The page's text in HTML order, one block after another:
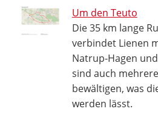
Um den Teuto
Die 35 km lange
verbindet Lienen
Natrup-Hagen
sind auch
bewältigen, was
werden lässt.